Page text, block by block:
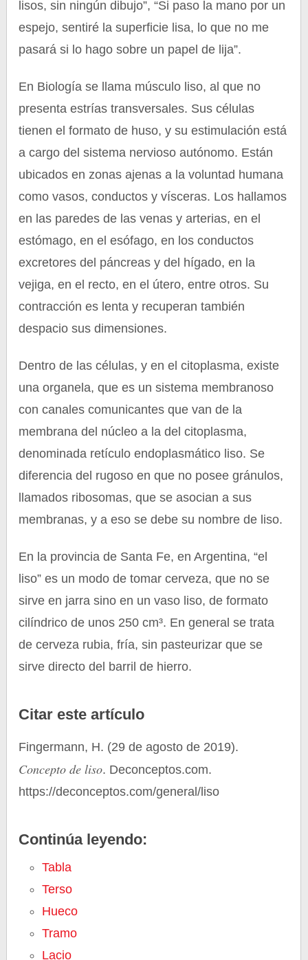
lisos, sin ningún dibujo”, “Si paso la mano por un
espejo, sentiré la superficie lisa, lo que no me
pasará si lo hago sobre un papel de lija”.
En Biología se llama músculo liso, al que no
presenta estrías transversales. Sus células
tienen el formato de huso, y su estimulación está
a cargo del sistema nervioso autónomo. Están
ubicados en zonas ajenas a la voluntad humana
como vasos, conductos y vísceras. Los hallamos
en las paredes de las venas y arterias, en el
estómago, en el esófago, en los conductos
excretores del páncreas y del hígado, en la
vejiga, en el recto, en el útero, entre otros. Su
contracción es lenta y recuperan también
despacio sus dimensiones.
Dentro de las células, y en el citoplasma, existe
una organela, que es un sistema membranoso
con canales comunicantes que van de la
membrana del núcleo a la del citoplasma,
denominada retículo endoplasmático liso. Se
diferencia del rugoso en que no posee gránulos,
llamados ribosomas, que se asocian a sus
membranas, y a eso se debe su nombre de liso.
En la provincia de Santa Fe, en Argentina, “el
liso” es un modo de tomar cerveza, que no se
sirve en jarra sino en un vaso liso, de formato
cilíndrico de unos 250 cm³. En general se trata
de cerveza rubia, fría, sin pasteurizar que se
sirve directo del barril de hierro.
Citar este artículo
Fingermann, H. (29 de agosto de 2019).
Concepto de liso. Deconceptos.com.
https://deconceptos.com/general/liso
Continúa leyendo:
Tabla
Terso
Hueco
Tramo
Lacio